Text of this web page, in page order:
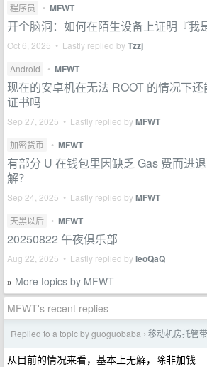
程序员 • MFWT
开个脑洞：如何在陌生设备上证明『我
Oct 6, 2025 • Lastly replied byTzzj
Android • MFWT
现在的安卓机在无法 ROOT 的情况下
证书吗
Sep 27, 2025 • Lastly replied byMFWT
加密货币 • MFWT
有部分 U 在钱包里因缺乏 Gas 费而进
解？
Sep 24, 2025 • Lastly replied byMFWT
天黑以后 • MFWT
20250822 午夜俱乐部
Aug 22, 2025 • Lastly replied byleoQaQ
» More topics by MFWT
MFWT's recent replies
Replied to a topic by guoguobaba › 移动机房托管
从目前的情况来看，基本上无解，除非加钱